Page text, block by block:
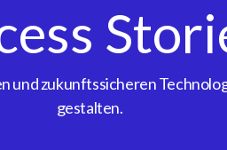
und zukunftssicheren
gestalten.